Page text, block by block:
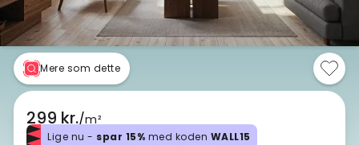
Mere som dette
299 kr./m²
Lige nu - spar 15% med koden WALL15